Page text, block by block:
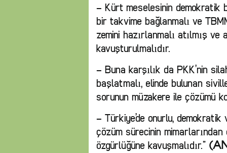
– Kürt meselesinin demokratik
bir takvime bağlanmalı ve
zemini hazırlanmalı atılmış
kavuşturulmalıdır.
– Buna karşılık da PKK’nin
başlatmalı, elinde bulunan
sorunun müzakere ile çözümü
– Türkiye’de onurlu,
çözüm sürecinin
özgürlüğüne kavuşmalıdır.”